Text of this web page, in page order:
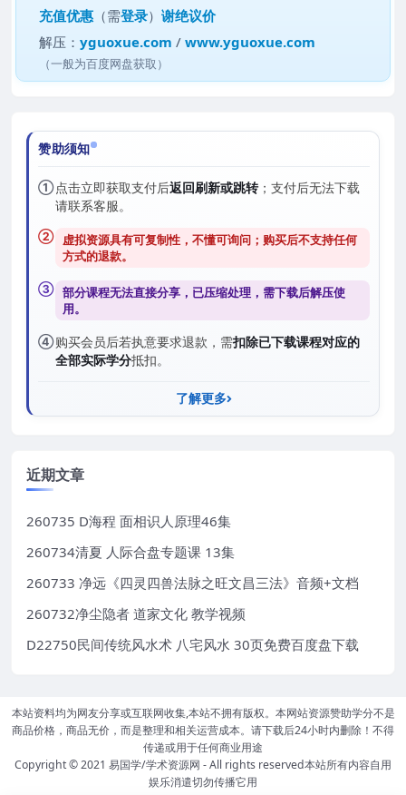
充值优惠 （需登录）谢绝议价
解压：yguoxue.com /www.yguoxue.com
（一般为百度网盘获取）
赞助须知
①点击立即获取支付后返回刷新或跳转；支付后无法下载
请联系客服。
② 虚拟资源具有可复制性，不懂可询问；购买后不支持任何
方式的退款。
③ 部分课程无法直接分享，已压缩处理，需下载后解压使
用。
④购买会员后若执意要求退款，需扣除已下载课程对应的
全部实际学分抵扣。
了解更多
近期文章
260735 D海程 面相识人原理46集
260734清夏 人际合盘专题课 13集
260733 净远《四灵四兽法脉之旺文昌三法》音频+文档
260732净尘隐者 道家文化 教学视频
D22750民间传统风水术 八宅风水 30页免费百度盘下载
本站资料均为网友分享或互联网收集,本站不拥有版权。本网站资源赞助学分不是
商品价格，商品无价，而是整理和相关运营成本。请下载后24小时内删除！不得
传递或用于任何商业用途
Copyright © 2021 易国学/学术资源网 - All rights reserved本站所有内容自用
娱乐消遣切勿传播它用